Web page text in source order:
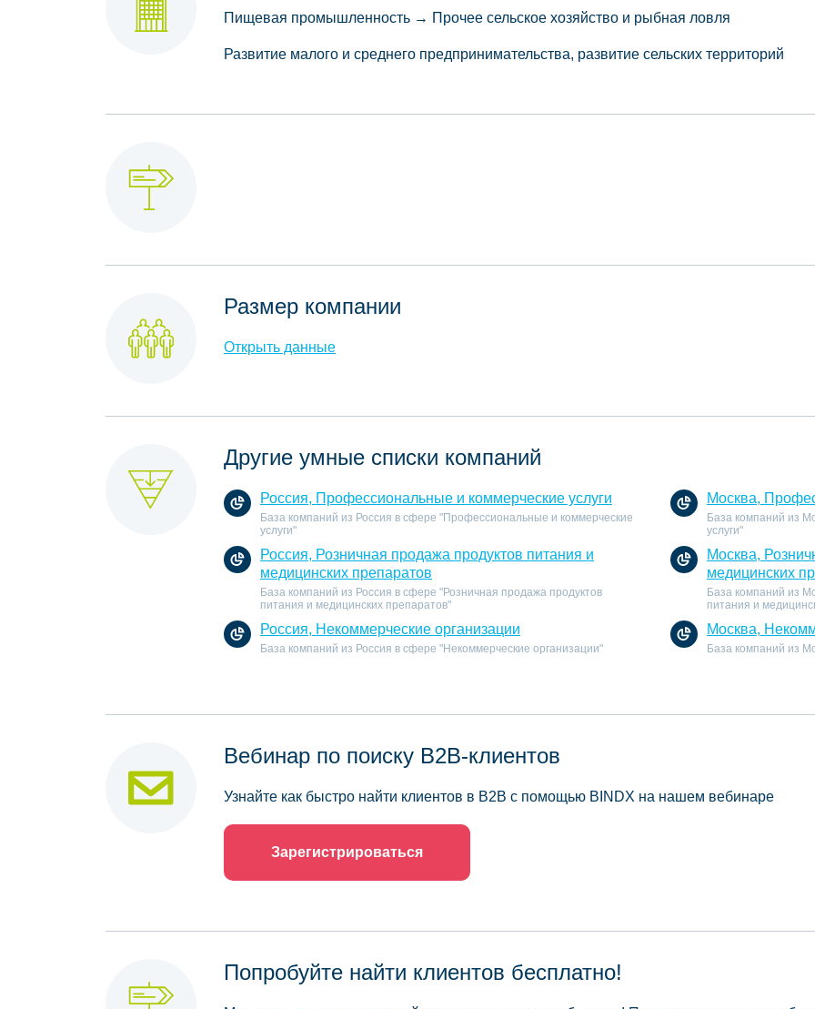
Пищевая промышленность → Прочее сельское хозяйство и рыбная ловля
Развитие малого и среднего предпринимательства, развитие сельских территорий
Размер компании
Открыть данные
Другие умные списки компаний
Россия, Профессиональные и коммерческие услуги
База компаний из Россия в сфере "Профессиональные и коммерческие
услуги"
Москва,
База компаний из
услуги"
Россия, Розничная продажа продуктов питания и
медицинских препаратов
База компаний из Россия в сфере "Розничная продажа продуктов
питания и медицинских препаратов"
Москва,
медицинских
База компаний из
питания и
Россия, Некоммерческие организации
База компаний из Россия в сфере "Некоммерческие организации"
Москва,
База компаний из
Вебинар по поиску B2B-клиентов
Узнайте как быстро найти клиентов в B2B с помощью BINDX на нашем вебинаре
Зарегистрироваться
Попробуйте найти клиентов бесплатно!